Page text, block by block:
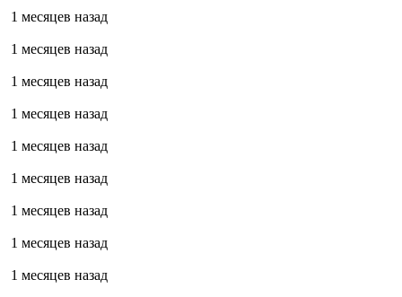
1 месяцев назад
1 месяцев назад
1 месяцев назад
1 месяцев назад
1 месяцев назад
1 месяцев назад
1 месяцев назад
1 месяцев назад
1 месяцев назад